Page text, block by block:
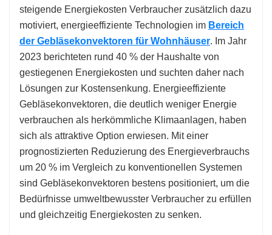
steigende Energiekosten Verbraucher zusätzlich dazu
motiviert, energieeffiziente Technologien im Bereich
der Gebläsekonvektoren für Wohnhäuser. Im Jahr
2023 berichteten rund 40 % der Haushalte von
gestiegenen Energiekosten und suchten daher nach
Lösungen zur Kostensenkung. Energieeffiziente
Gebläsekonvektoren, die deutlich weniger Energie
verbrauchen als herkömmliche Klimaanlagen, haben
sich als attraktive Option erwiesen. Mit einer
prognostizierten Reduzierung des Energieverbrauchs
um 20 % im Vergleich zu konventionellen Systemen
sind Gebläsekonvektoren bestens positioniert, um die
Bedürfnisse umweltbewusster Verbraucher zu erfüllen
und gleichzeitig Energiekosten zu senken.